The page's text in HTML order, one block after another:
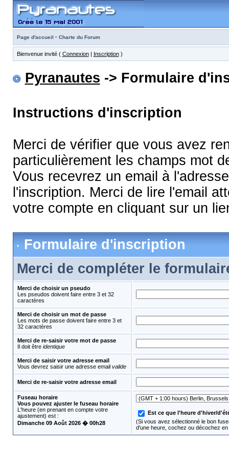
Page d'accueil · Charte du Forum
Bienvenue invité ( Connexion| Inscription)
Pyranautes -> Formulaire
Instructions d'inscription
Merci de vérifier que vous avez
particulièrement les champs mot
Vous recevrez un email à
l'inscription. Merci de lire l'email
votre compte en cliquant sur un
Formulaire d'inscription
Merci de compléter le
Merci de choisir un pseudo
Les pseudos doivent faire entre 3 et 32
caractères
Merci de choisir un mot de passe
Les mots de passe doivent faire entre 3 et
32 caractères
Merci de re-saisir votre mot de passe
Il doit être identique
Merci de saisir votre adresse email
Vous devrez saisir une adresse email valide
Merci de re-saisir votre adresse email
Fuseau horaire
Vous pouvez ajuster le fuseau horaire
L'heure (en prenant en compte votre
ajustement) est :
Dimanche 09 Août 2026 � 00h28
Est ce que l'heure d'hiver/
(Si vous avez sélectionné le bon
d'une heure, cochez ou décochez